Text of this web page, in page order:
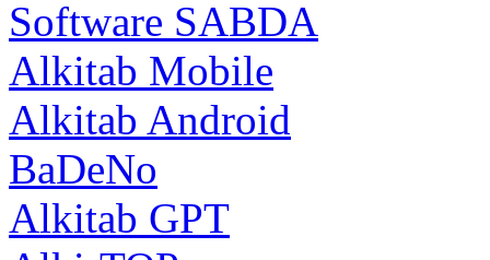
Software SABDA
Alkitab Mobile
Alkitab Android
BaDeNo
Alkitab GPT